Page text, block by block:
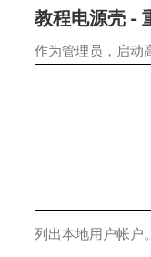
教程电源壳 -
作为管理员，启动
列出本地用户帐户。